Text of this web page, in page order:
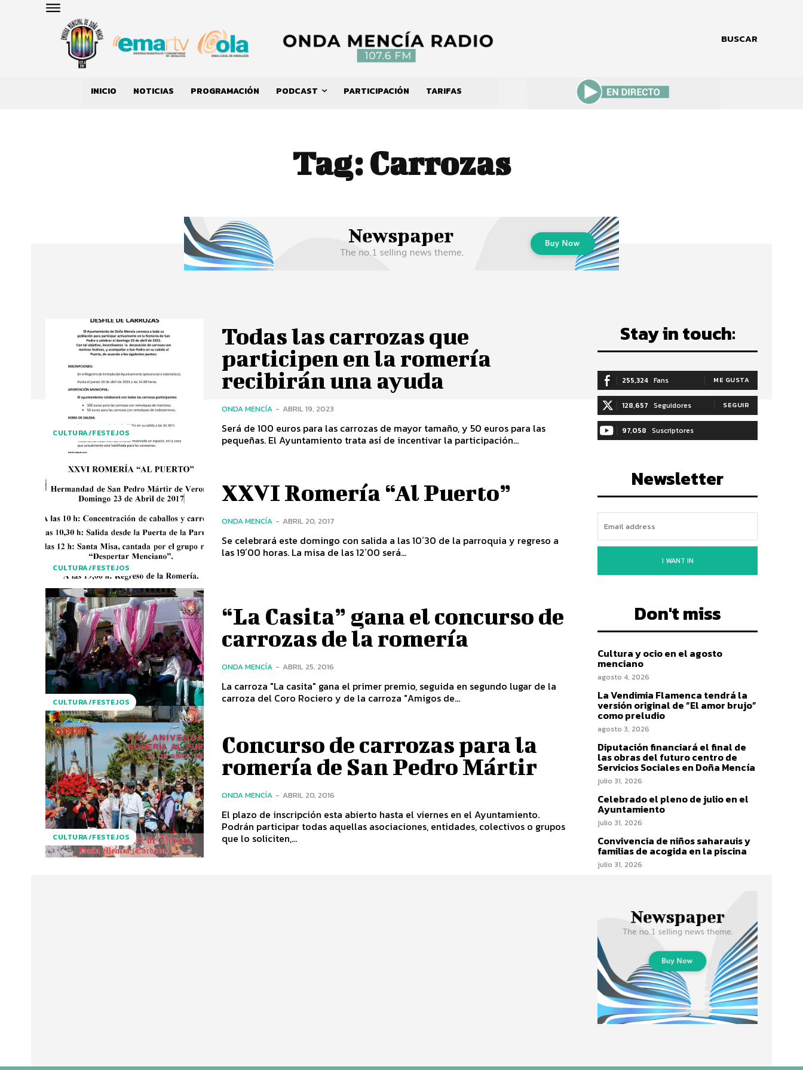
BUSCAR
INICIO NOTICIAS PROGRAMACIÓN PODCAST PARTICIPACIÓN TARIFAS
Tag:Carrozas
CULTURA/FESTEJOS
Todas las carrozas que
participen en la romería
recibirán una ayuda
ONDA MENCÍA - ABRIL 19, 2023
Será de 100 euros para las carrozas de mayor tamaño, y 50 euros para las
pequeñas. El Ayuntamiento trata así de incentivar la participación...
CULTURA/FESTEJOS
XXVI Romería “Al Puerto”
ONDA MENCÍA - ABRIL 20, 2017
Se celebrará este domingo con salida a las 10´30 de la parroquia y regreso a
las 19´00 horas. La misa de las 12´00 será...
CULTURA/FESTEJOS
“La Casita” gana el concurso de
carrozas de la romería
ONDA MENCÍA - ABRIL 25, 2016
La carroza "La casita" gana el primer premio, seguida en segundo lugar de la
carroza del Coro Rociero y de la carroza "Amigos de...
CULTURA/FESTEJOS
Concurso de carrozas para la
romería de San Pedro Mártir
ONDA MENCÍA - ABRIL 20, 2016
El plazo de inscripción esta abierto hasta el viernes en el Ayuntamiento.
Podrán participar todas aquellas asociaciones, entidades, colectivos o grupos
que lo soliciten,...
Stay in touch:
255,324 Fans ME GUSTA
128,657 Seguidores SEGUIR
97,058 Suscriptores
Newsletter
I WANT IN
Don't miss
Cultura y ocio en el agosto
menciano
agosto 4, 2026
La Vendimia Flamenca tendrá la
versión original de “El amor brujo”
como preludio
agosto 3, 2026
Diputación financiará el final de
las obras del futuro centro de
Servicios Sociales en Doña Mencía
julio 31, 2026
Celebrado el pleno de julio en el
Ayuntamiento
julio 31, 2026
Convivencia de niños saharauis y
familias de acogida en la piscina
julio 31, 2026